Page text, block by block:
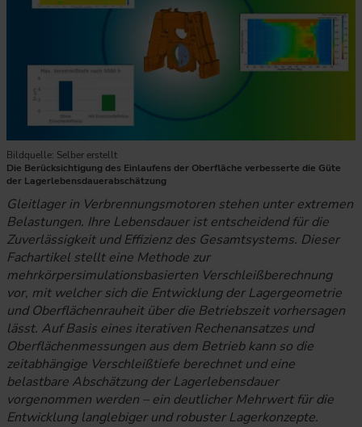
Bildquelle: Selber erstellt
Die Berücksichtigung des Einlaufens der Oberfläche verbesserte die Güte
der Lagerlebensdauerabschätzung
Gleitlager in Verbrennungsmotoren stehen unter extremen
Belastungen. Ihre Lebensdauer ist entscheidend für die
Zuverlässigkeit und Effizienz des Gesamtsystems. Dieser
Fachartikel stellt eine Methode zur
mehrkörpersimulationsbasierten Verschleißberechnung
vor, mit welcher sich die Entwicklung der Lagergeometrie
und Oberflächenrauheit über die Betriebszeit vorhersagen
lässt. Auf Basis eines iterativen Rechenansatzes und
Oberflächenmessungen aus dem Betrieb kann so die
zeitabhängige Verschleißtiefe berechnet und eine
belastbare Abschätzung der Lagerlebensdauer
vorgenommen werden – ein deutlicher Mehrwert für die
Entwicklung langlebiger und robuster Lagerkonzepte.